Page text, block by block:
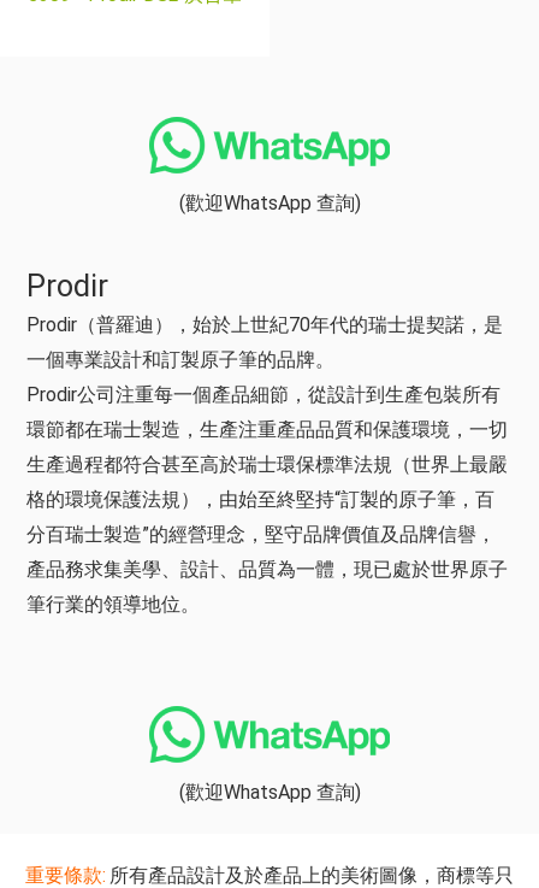
(歡迎WhatsApp 查詢)
Prodir
Prodir（普羅迪），始於上世紀70年代的瑞士提契諾，是
一個專業設計和訂製原子筆的品牌。
Prodir公司注重每一個產品細節，從設計到生產包裝所有
環節都在瑞士製造，生產注重產品品質和保護環境，一切
生產過程都符合甚至高於瑞士環保標準法規（世界上最嚴
格的環境保護法規），由始至終堅持“訂製的原子筆，百
分百瑞士製造”的經營理念，堅守品牌價值及品牌信譽，
產品務求集美學、設計、品質為一體，現已處於世界原子
筆行業的領導地位。
(歡迎WhatsApp 查詢)
重要條款: 所有產品設計及於產品上的美術圖像，商標等只